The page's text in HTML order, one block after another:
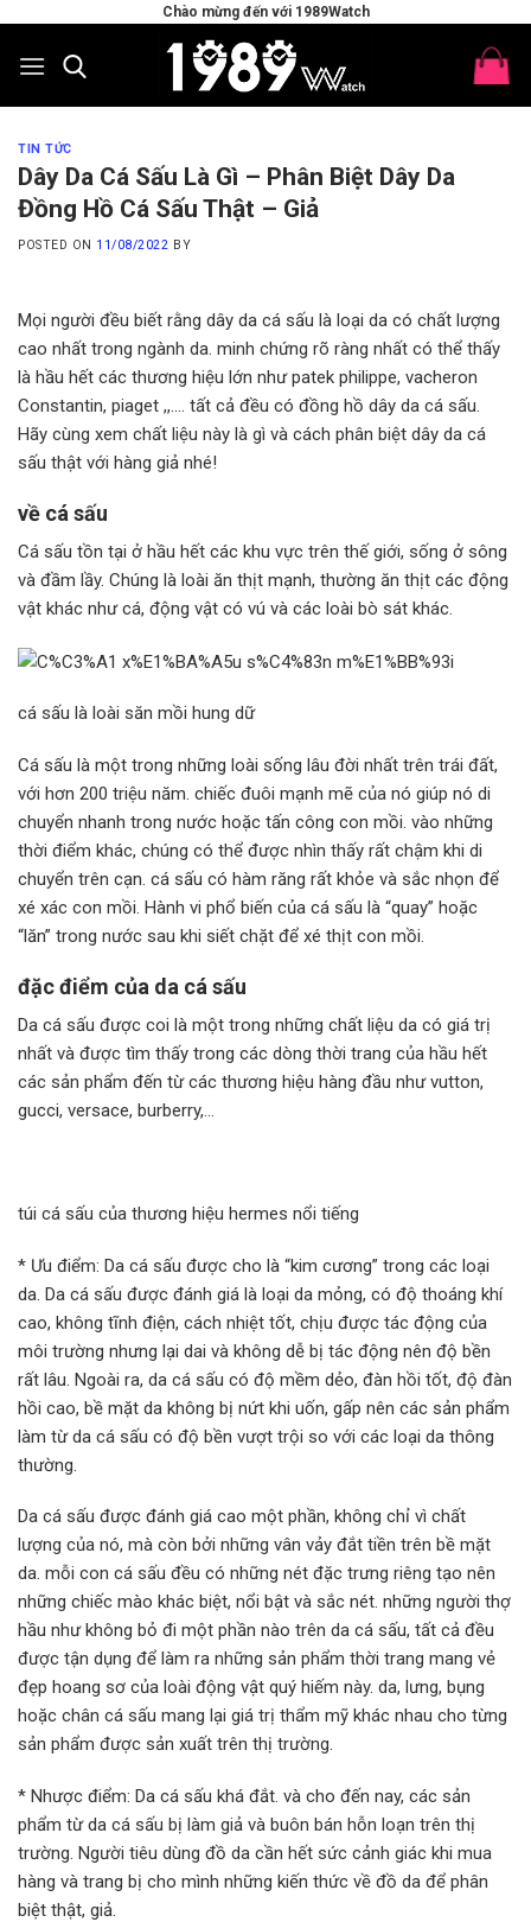
content
Chào mừng đến với 1989Watch
TIN TỨC
Dây Da Cá Sấu Là Gì – Phân Biệt Dây Da
Đồng Hồ Cá Sấu Thật – Giả
POSTED ON 11/08/2022 BY
Mọi người đều biết rằng dây da cá sấu là loại da có chất lượng
cao nhất trong ngành da. minh chứng rõ ràng nhất có thể thấy
là hầu hết các thương hiệu lớn như patek philippe, vacheron
Constantin, piaget ,,…. tất cả đều có đồng hồ dây da cá sấu.
Hãy cùng xem chất liệu này là gì và cách phân biệt dây da cá
sấu thật với hàng giả nhé!
về cá sấu
Cá sấu tồn tại ở hầu hết các khu vực trên thế giới, sống ở sông
và đầm lầy. Chúng là loài ăn thịt mạnh, thường ăn thịt các động
vật khác như cá, động vật có vú và các loài bò sát khác.
cá sấu là loài săn mồi hung dữ
Cá sấu là một trong những loài sống lâu đời nhất trên trái đất,
với hơn 200 triệu năm. chiếc đuôi mạnh mẽ của nó giúp nó di
chuyển nhanh trong nước hoặc tấn công con mồi. vào những
thời điểm khác, chúng có thể được nhìn thấy rất chậm khi di
chuyển trên cạn. cá sấu có hàm răng rất khỏe và sắc nhọn để
xé xác con mồi. Hành vi phổ biến của cá sấu là “quay” hoặc
“lăn” trong nước sau khi siết chặt để xé thịt con mồi.
đặc điểm của da cá sấu
Da cá sấu được coi là một trong những chất liệu da có giá trị
nhất và được tìm thấy trong các dòng thời trang của hầu hết
các sản phẩm đến từ các thương hiệu hàng đầu như vutton,
gucci, versace, burberry,…
túi cá sấu của thương hiệu hermes nổi tiếng
* Ưu điểm: Da cá sấu được cho là “kim cương” trong các loại
da. Da cá sấu được đánh giá là loại da mỏng, có độ thoáng khí
cao, không tĩnh điện, cách nhiệt tốt, chịu được tác động của
môi trường nhưng lại dai và không dễ bị tác động nên độ bền
rất lâu. Ngoài ra, da cá sấu có độ mềm dẻo, đàn hồi tốt, độ đàn
hồi cao, bề mặt da không bị nứt khi uốn, gấp nên các sản phẩm
làm từ da cá sấu có độ bền vượt trội so với các loại da thông
thường.
Da cá sấu được đánh giá cao một phần, không chỉ vì chất
lượng của nó, mà còn bởi những vân vảy đắt tiền trên bề mặt
da. mỗi con cá sấu đều có những nét đặc trưng riêng tạo nên
những chiếc mào khác biệt, nổi bật và sắc nét. những người thợ
hầu như không bỏ đi một phần nào trên da cá sấu, tất cả đều
được tận dụng để làm ra những sản phẩm thời trang mang vẻ
đẹp hoang sơ của loài động vật quý hiếm này. da, lưng, bụng
hoặc chân cá sấu mang lại giá trị thẩm mỹ khác nhau cho từng
sản phẩm được sản xuất trên thị trường.
* Nhược điểm: Da cá sấu khá đắt. và cho đến nay, các sản
phẩm từ da cá sấu bị làm giả và buôn bán hỗn loạn trên thị
trường. Người tiêu dùng đồ da cần hết sức cảnh giác khi mua
hàng và trang bị cho mình những kiến ​​thức về đồ da để phân
biệt thật, giả.